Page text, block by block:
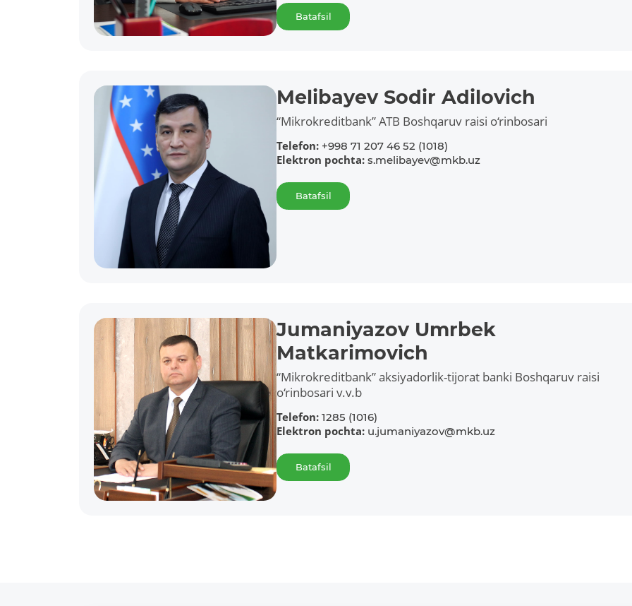
Batafsil
Melibayev Sodir Adilovich
“Mikrokreditbank” ATB Boshqaruv raisi o‘rinbosari
Telefon: +998 71 207 46 52 (1018)
Elektron pochta: s.melibayev@mkb.uz
Batafsil
Jumaniyazov Umrbek
Matkarimovich
“Mikrokreditbank” aksiyadorlik-tijorat banki Boshqaruv raisi
o‘rinbosari v.v.b
Telefon: 1285 (1016)
Elektron pochta: u.jumaniyazov@mkb.uz
Batafsil